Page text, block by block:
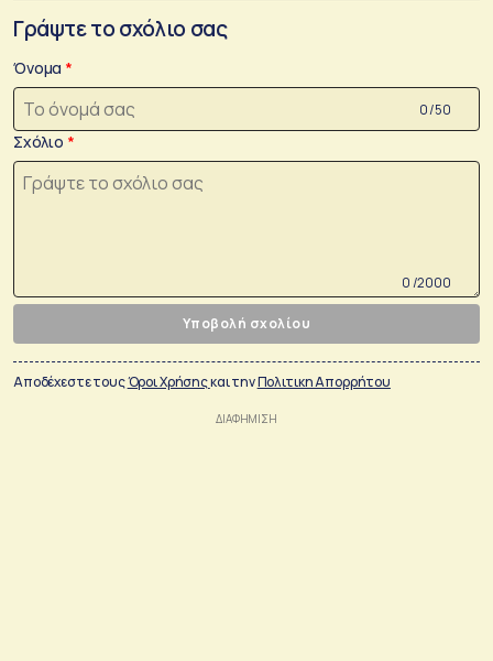
Γράψτε το σχόλιο σας
Όνομα
0 /50
Σχόλιο
0 /2000
Υποβολή σχολίου
Αποδέχεστε τουςΌροι Χρήσηςκαι τηνΠολιτικη Απορρήτου